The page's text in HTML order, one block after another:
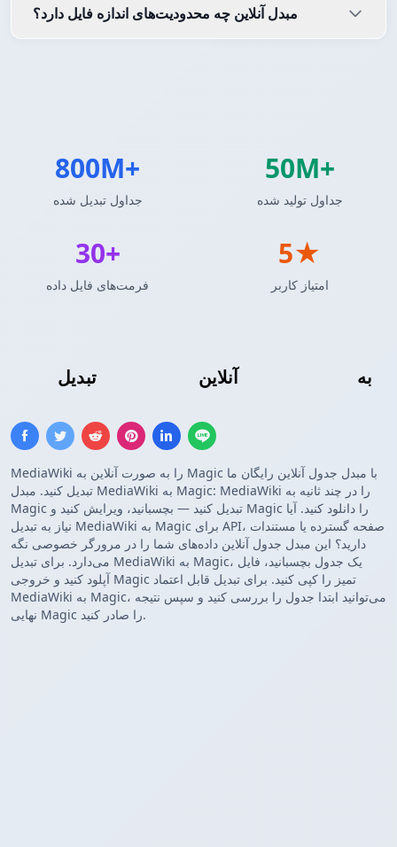
تبدیل به آنلاین
MediaWiki را به صورت آنلاین به Magic با مبدل جدول آنلاین رایگان ما
تبدیل کنید. مبدل MediaWiki به Magic: MediaWiki را در چند ثانیه به
Magic تبدیل کنید — بچسبانید، ویرایش کنید و Magic را دانلود کنید. آیا
نیاز به تبدیل MediaWiki به Magic برای API، صفحه گسترده یا مستندات
دارید؟ این مبدل جدول آنلاین داده‌های شما را در مرورگر خصوصی نگه
می‌دارد. برای تبدیل MediaWiki به Magic، یک جدول بچسبانید، فایل
آپلود کنید و خروجی Magic تمیز را کپی کنید. برای تبدیل قابل اعتماد
MediaWiki به Magic، می‌توانید ابتدا جدول را بررسی کنید و سپس نتیجه
نهایی Magic را صادر کنید.
مبدل آنلاین چه محدودیت‌های اندازه فایل دارد؟
800M+
جداول تبدیل شده
50M+
جداول تولید شده
30+
فرمت‌های فایل داده
5★
امتیاز کاربر